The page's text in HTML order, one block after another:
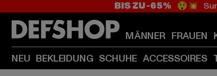
BIS ZU -65% 😲💥
MÄNNER FRAUEN
NEU BEKLEIDUNG SCHUHE ACCESSOIRES